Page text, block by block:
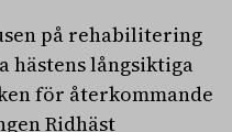
på rehabilitering
långsiktiga
för återkommande
Ridhäst